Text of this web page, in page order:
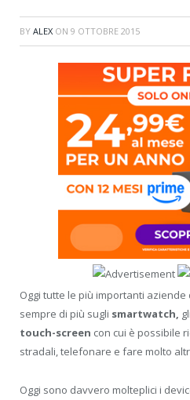
BY ALEX ON 9 OTTOBRE 2015
Oggi tutte le più importanti
sempre di più sugli smartwatch,
touch-screen con cui è possibile
stradali, telefonare e fare molto
Oggi sono davvero molteplici i